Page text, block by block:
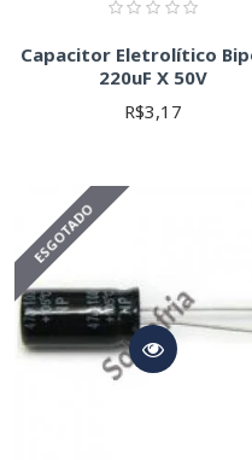
Capacitor Eletrolítico
220uF X 50V
R$3,17
ESGOTADO